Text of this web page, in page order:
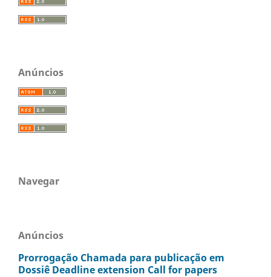
Anúncios
Navegar
Anúncios
Prorrogação Chamada para publicação em
Dossiê Deadline extension Call for papers